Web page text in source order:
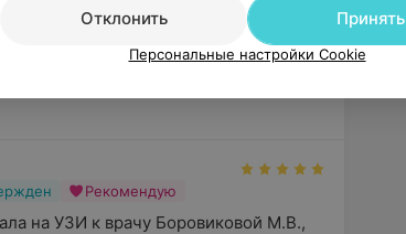
УЗВ, г. Москва
Рекомендую
на УЗИ к врачу Боровиковой М.В.,
Отклонить
Принять
Персональные настройки Cookie